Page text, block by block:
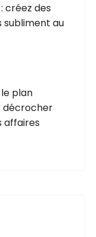
créez des
subliment au
plan
décrocher
affaires